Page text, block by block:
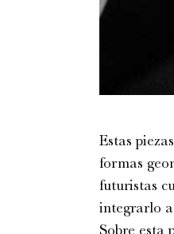
Estas
formas
futuristas
integrarlo
Sobre esta